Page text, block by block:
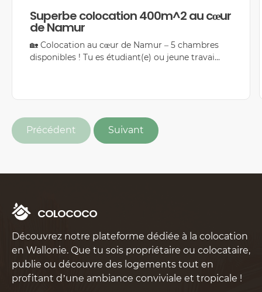
Superbe colocation 400m^2 au cœur
de Namur
🏡 Colocation au cœur de Namur – 5 chambres
disponibles ! Tu es étudiant(e) ou jeune travai...
Précédent Suivant
COLOCOCO
Découvrez notre plateforme dédiée à la colocation
en Wallonie. Que tu sois propriétaire ou colocataire,
publie ou découvre des logements tout en
profitant d’une ambiance conviviale et tropicale !